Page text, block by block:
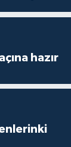
hazır